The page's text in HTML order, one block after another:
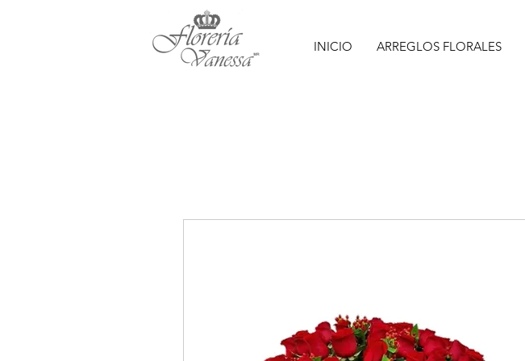
INICIO ARREGLOS FLORALES